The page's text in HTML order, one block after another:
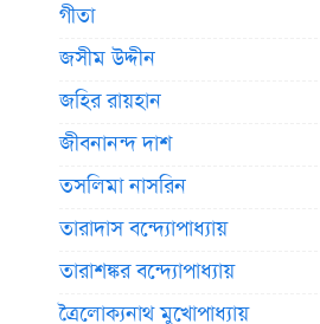
গীতা
জসীম উদ্দীন
জহির রায়হান
জীবনানন্দ দাশ
তসলিমা নাসরিন
তারাদাস বন্দ্যোপাধ্যায়
তারাশঙ্কর বন্দ্যোপাধ্যায়
ত্রৈলোক্যনাথ মুখোপাধ্যায়